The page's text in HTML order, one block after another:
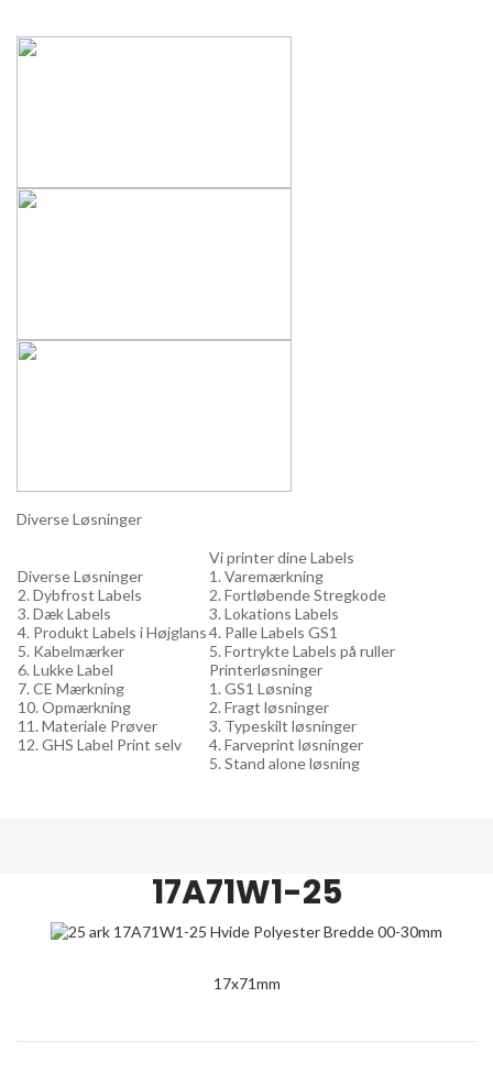
Diverse Løsninger
Diverse Løsninger
2. Dybfrost Labels
3. Dæk Labels
4. Produkt Labels i Højglans
5. Kabelmærker
6. Lukke Label
7. CE Mærkning
10. Opmærkning
11. Materiale Prøver
12. GHS Label Print selv
Vi printer dine Labels
1. Varemærkning
2. Fortløbende Stregkode
3. Lokations Labels
4. Palle Labels GS1
5. Fortrykte Labels på ruller
Printerløsninger
1. GS1 Løsning
2. Fragt løsninger
3. Typeskilt løsninger
4. Farveprint løsninger
5. Stand alone løsning
17A71W1-25
17x71mm